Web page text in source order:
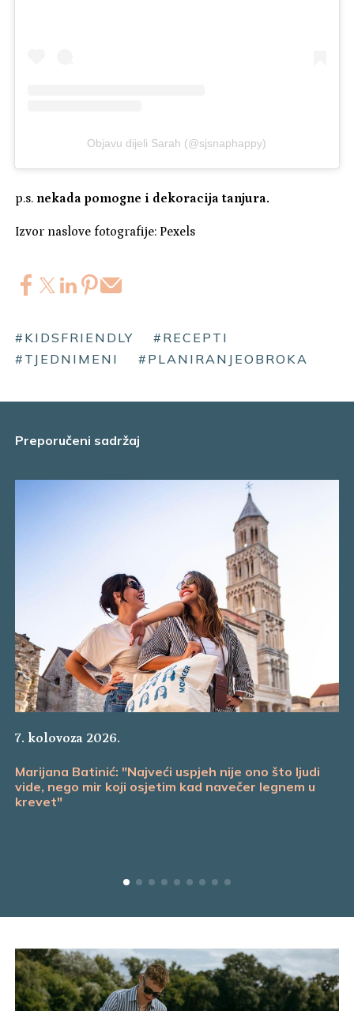
Objavu dijeli Sarah (@sjsnaphappy)
p.s. nekada pomogne i dekoracija tanjura.
Izvor naslove fotografije: Pexels
#KIDSFRIENDLY
#RECEPTI
#TJEDNIMENI
#PLANIRANJEOBROKA
Preporučeni sadržaj
7. kolovoza 2026.
Marijana Batinić: "Najveći uspjeh nije ono što ljudi
vide, nego mir koji osjetim kad navečer legnem u
krevet"